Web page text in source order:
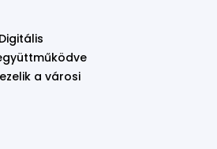
a városi